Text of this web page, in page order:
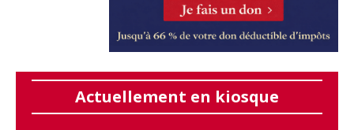
Actuellement en kiosque